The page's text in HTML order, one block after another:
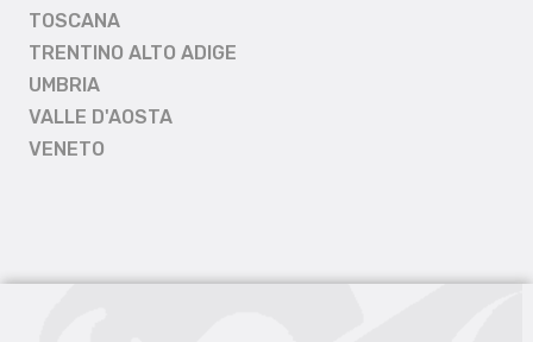
TOSCANA
TRENTINO ALTO ADIGE
UMBRIA
VALLE D'AOSTA
VENETO